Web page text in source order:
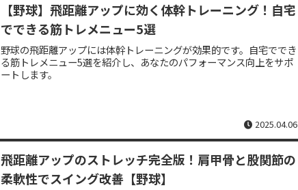
【野球】飛距離アップに効く体幹トレーニング！自宅
でできる筋トレメニュー5選
野球の飛距離アップには体幹トレーニングが効果的です。自宅ででき
る筋トレメニュー5選を紹介し、あなたのパフォーマンス向上をサポ
ートします。
2025.04.06
飛距離アップのストレッチ完全版！肩甲骨と股関節の
柔軟性でスイング改善【野球】